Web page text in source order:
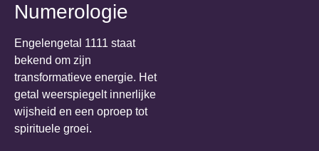
Numerologie
Engelengetal 1111 staat
bekend om zijn
transformatieve energie. Het
getal weerspiegelt innerlijke
wijsheid en een oproep tot
spirituele groei.